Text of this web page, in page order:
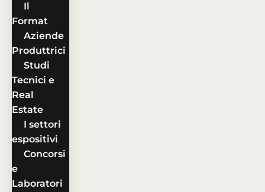
Il
Format
Aziende
Produttrici
Studi
Tecnici e
Real
Estate
I settori
espositivi
Concorsi
e
Laboratori